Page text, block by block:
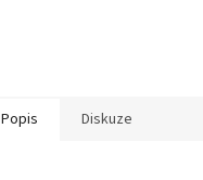
Popis Diskuze